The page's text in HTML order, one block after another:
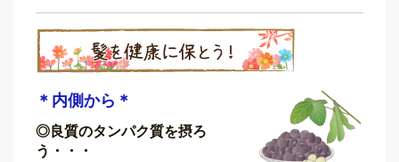
＊内側から＊
◎良質のタンパク質を摂ろ
う・・・